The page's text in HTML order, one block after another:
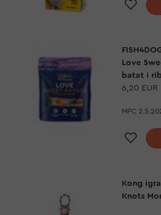
Love
batat i
6,20 EUR
MPC
Kong
Knots